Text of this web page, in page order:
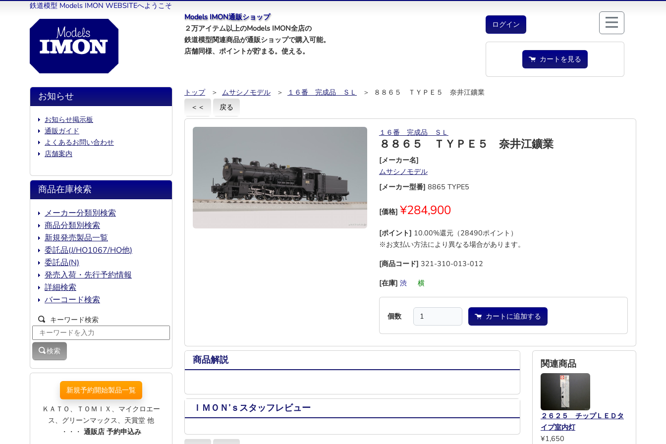
鉄道模型 Models IMON WEBSITEへようこそ
Models IMON通販ショップ
２万アイテム以上のModels IMON全店の
鉄道模型関連商品が通販ショップで購入可能。
店舗同様、ポイントが貯まる。使える。
ログイン
カートを見る
トップ ＞ ムサシノモデル ＞ １６番 完成品 ＳＬ
＞ ８８６５ ＴＹＰＥ５ 奈井江鑛業
＜＜
戻る
１６番 完成品 ＳＬ
８８６５ ＴＹＰＥ５ 奈井江鑛業
[メーカー名]
ムサシノモデル
[メーカー型番] 8865 TYPE5
[価格] ¥284,900
[ポイント] 10.00%還元（28490ポイント）
※お支払い方法により異なる場合があります。
[商品コード] 321-310-013-012
[在庫] 渋 横
個数 カートに追加する
商品解説
ＩＭＯＮ’ｓスタッフレビュー
関連商品
２６２５ チップＬＥＤタ
イプ室内灯
¥1,650
お知らせ
お知らせ掲示板
通販ガイド
よくあるお問い合わせ
店舗案内
商品在庫検索
メーカー分類別検索
商品分類別検索
新規発売製品一覧
委託品(J/HO1067/HO他)
委託品(N)
発売入荷・先行予約情報
詳細検索
バーコード検索
キーワード検索
検索
新規予約開始製品一覧
ＫＡＴＯ、ＴＯＭＩＸ、マイクロエー
ス、グリーンマックス、天賞堂 他
・・・ 通販店 予約申込み